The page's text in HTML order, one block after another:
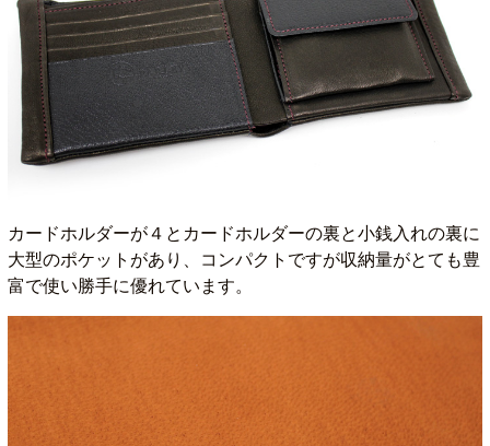
カードホルダーが４とカードホルダーの裏と小銭入れの裏に
大型のポケットがあり、コンパクトですが収納量がとても豊
富で使い勝手に優れています。